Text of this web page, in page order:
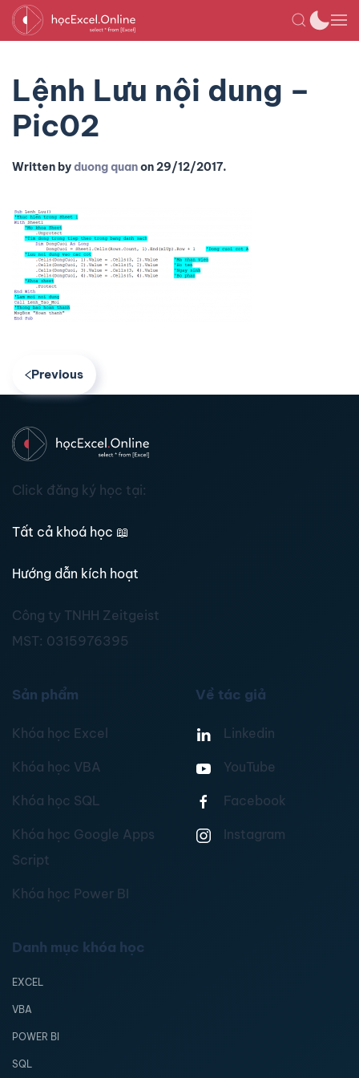
Lệnh Lưu nội dung –
Pic02
Written byduong quanon29/12/2017.
Previous
Click đăng ký học tại:
Tất cả khoá học 📖
Hướng dẫn kích hoạt
Công ty TNHH Zeitgeist
MST: 0315976395
Sản phẩm
Khóa học Excel
Khóa học VBA
Khóa học SQL
Khóa học Google Apps
Script
Khóa học Power BI
Về tác giả
Linkedin
YouTube
Facebook
Instagram
Danh mục khóa học
EXCEL
VBA
POWER BI
SQL